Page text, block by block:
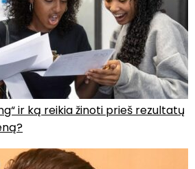
ir ką reikia žinoti prieš rezultatų